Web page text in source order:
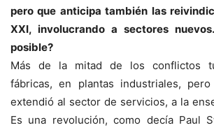
pero que anticipa también las
XXI, involucrando a sectores
posible?
Más de la mitad de los conflictos
fábricas, en plantas industriales,
extendió al sector de servicios, a la
Es una revolución, como decía Paul